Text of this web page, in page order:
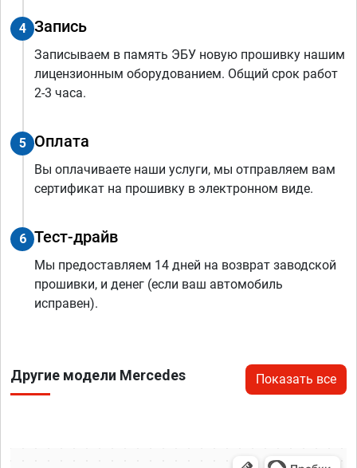
4 Запись
Записываем в память ЭБУ новую прошивку нашим
лицензионным оборудованием. Общий срок работ
2-3 часа.
5 Оплата
Вы оплачиваете наши услуги, мы отправляем вам
сертификат на прошивку в электронном виде.
6 Тест-драйв
Мы предоставляем 14 дней на возврат заводской
прошивки, и денег (если ваш автомобиль
исправен).
Другие модели Mercedes Показать все